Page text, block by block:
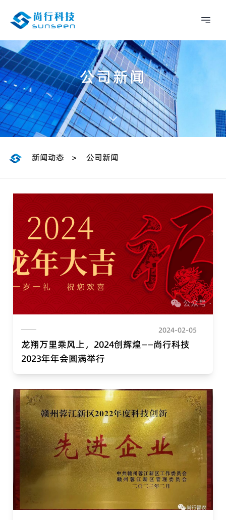
公司新闻
新闻动态 > 公司新闻
2024-02-05
龙翔万里乘风上，2024创辉煌——尚行科技
2023年年会圆满举行